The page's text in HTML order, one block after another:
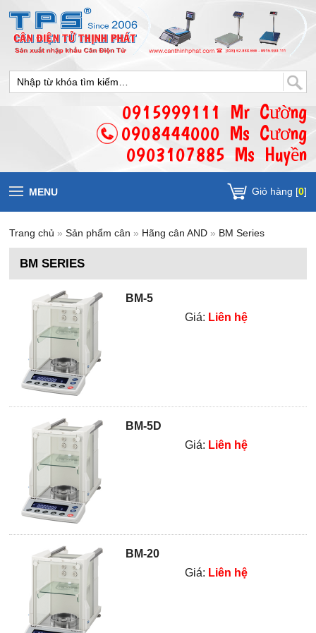
0915999111 Mr Cường
0908444000 Ms Cương
0903107885 Ms Huyền
MENU Giỏ hàng [0]
Trang chủ »Sản phẩm cân » Hãng cân AND » BM Series
BM SERIES
BM-5
Giá: Liên hệ
BM-5D
Giá: Liên hệ
BM-20
Giá: Liên hệ